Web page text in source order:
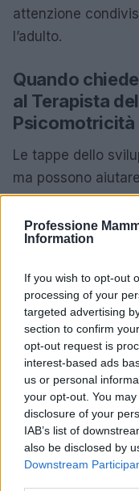
Professione
Information
If you wish to opt-out
processing of your
targeted advertising
section to confirm
opt-out request is
interest-based ads
us or personal
your opt-out. You
disclosure of your
IAB’s list of
also be disclosed by
Downstream
attenzione
l’adulto.
Quando
al Terapista
Psicomotricità
Le tappe dello
ma possono
è opportuno
riferimento resta
indicare se è
È utile chiedere
perdita di
marcata
asimmetrie
mani;
scarso
difficoltà
nella postura;